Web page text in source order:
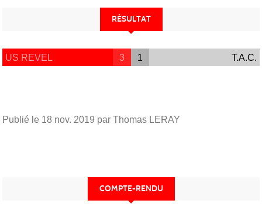
RÉSULTAT
US REVEL 3 1 T.A.C.
Publié le 18 nov. 2019 par Thomas LERAY
COMPTE-RENDU